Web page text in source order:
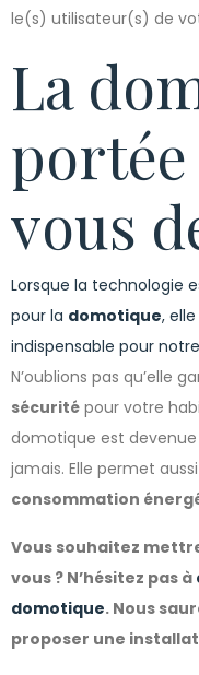
le(s) utilisateur(s) de
La
portée
vous
Lorsque la technologie
pour la domotique,
indispensable pour notre
N’oublions pas qu’elle
sécurité pour votre
domotique est
jamais. Elle permet
consommation
Vous souhaitez
vous ? N’hésitez pas à
domotique. Nous
proposer une